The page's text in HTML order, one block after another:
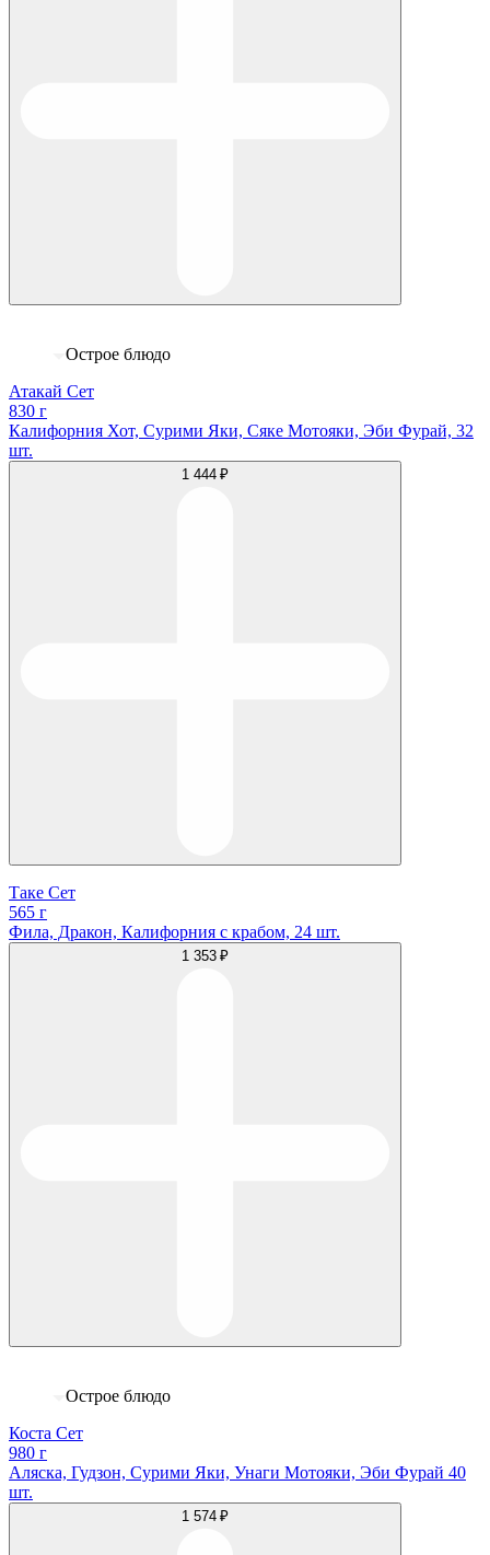
Острое блюдо
Атакай Сет
830 г
Калифорния Хот, Сурими Яки, Сяке Мотояки, Эби Фурай, 32
шт.
1 444 ₽
Таке Сет
565 г
Фила, Дракон, Калифорния с крабом, 24 шт.
1 353 ₽
Острое блюдо
Коста Cет
980 г
Аляска, Гудзон, Сурими Яки, Унаги Мотояки, Эби Фурай 40
шт.
1 574 ₽